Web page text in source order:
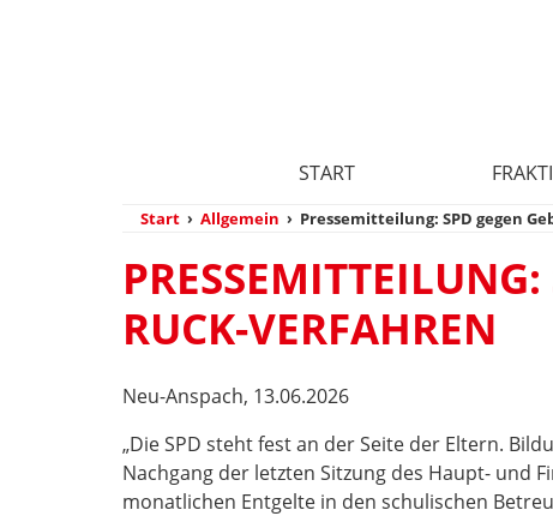
START
Start › Allgemein › Pressemitteilung: SPD gegen
RUCK-VERFAHREN
Neu-Anspach, 13.06.2026
„Die SPD steht fest an der Seite der Eltern.
Nachgang der letzten Sitzung des Haupt- und
monatlichen Entgelte in den schulischen